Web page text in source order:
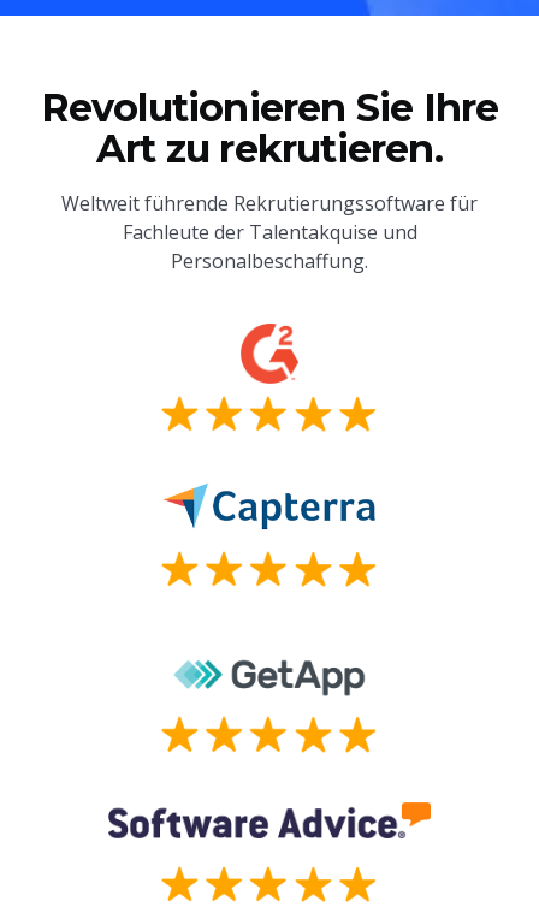
Revolutionieren Sie Ihre
Art zu rekrutieren.
Weltweit führende Rekrutierungssoftware für
Fachleute der Talentakquise und
Personalbeschaffung.